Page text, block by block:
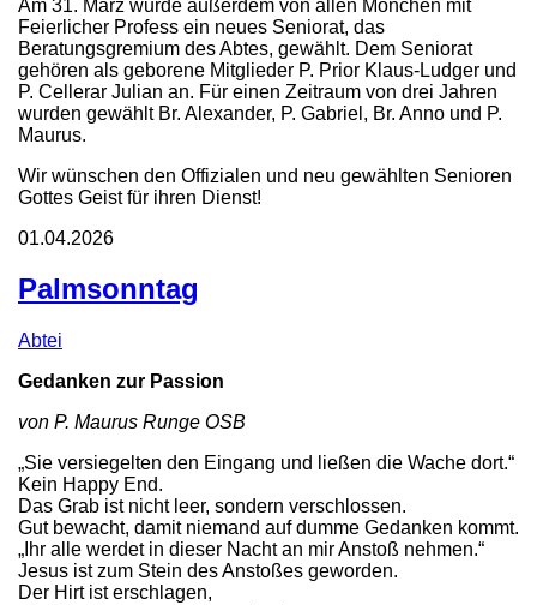
Am 31. März wurde außerdem von allen Mönchen mit
Feierlicher Profess ein neues Seniorat, das
Beratungsgremium des Abtes, gewählt. Dem Seniorat
gehören als geborene Mitglieder P. Prior Klaus-Ludger und
P. Cellerar Julian an. Für einen Zeitraum von drei Jahren
wurden gewählt Br. Alexander, P. Gabriel, Br. Anno und P.
Maurus.
Wir wünschen den Offizialen und neu gewählten Senioren
Gottes Geist für ihren Dienst!
01.04.2026
Palmsonntag
Abtei
Gedanken zur Passion
von P. Maurus Runge OSB
„Sie versiegelten den Eingang und ließen die Wache dort.“
Kein Happy End.
Das Grab ist nicht leer, sondern verschlossen.
Gut bewacht, damit niemand auf dumme Gedanken kommt.
„Ihr alle werdet in dieser Nacht an mir Anstoß nehmen.“
Jesus ist zum Stein des Anstoßes geworden.
Der Hirt ist erschlagen,